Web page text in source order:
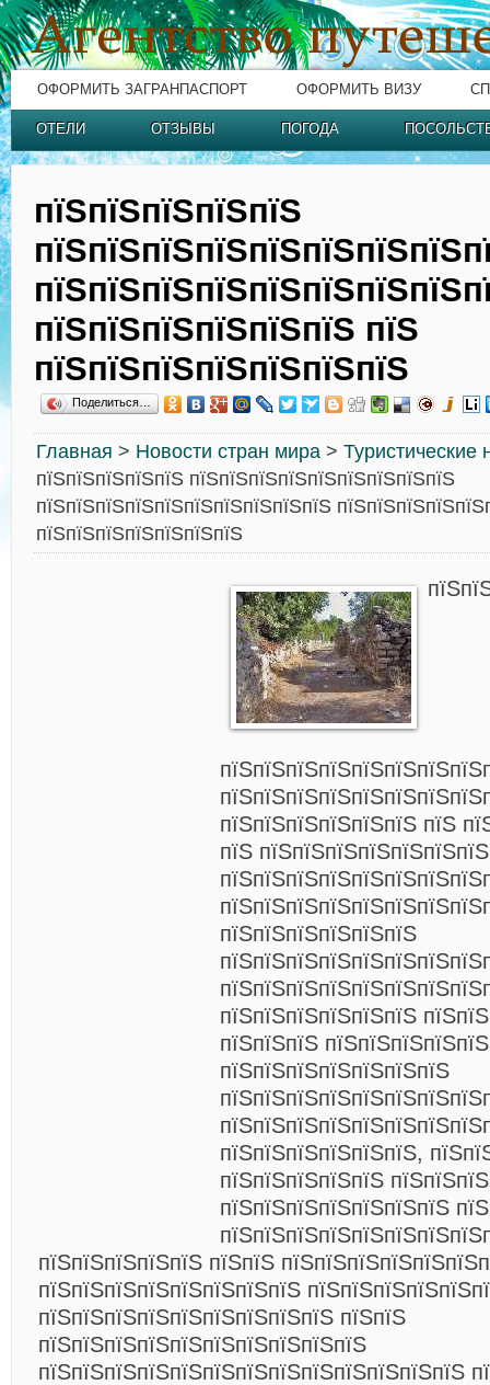
ОФОРМИТЬ ЗАГРАНПАСПОРТ ОФОРМИТЬ ВИЗУ
ОТЕЛИ ОТЗЫВЫ ПОГОДА
пїЅпїЅпїЅпїЅпїЅ
пїЅпїЅпїЅпїЅпїЅпїЅ пїЅ
пїЅпїЅпїЅпїЅпїЅпїЅпїЅ
Поделиться…
Главная > Новости стран мира > Туристические
пїЅпїЅпїЅпїЅпїЅ пїЅпїЅпїЅпїЅпїЅпїЅпїЅпїЅпїЅ
пїЅпїЅпїЅпїЅпїЅпїЅпїЅпїЅпїЅпїЅ
пїЅпїЅпїЅпїЅпїЅпїЅпїЅ
пїЅпїЅпїЅпїЅпїЅпїЅ пїЅ
пїЅ пїЅпїЅпїЅпїЅпїЅпїЅпїЅ
пїЅпїЅпїЅпїЅпїЅпїЅ
пїЅпїЅпїЅпїЅпїЅпїЅ
пїЅпїЅпїЅ
пїЅпїЅпїЅпїЅпїЅпїЅпїЅ
пїЅпїЅпїЅпїЅпїЅпїЅ,
пїЅпїЅпїЅпїЅпїЅ
пїЅпїЅпїЅпїЅпїЅпїЅпїЅ
пїЅпїЅпїЅпїЅпїЅ пїЅпїЅ
пїЅпїЅпїЅпїЅпїЅпїЅпїЅпїЅ
пїЅпїЅпїЅпїЅпїЅпїЅпїЅпїЅпїЅ пїЅпїЅ
пїЅпїЅпїЅпїЅпїЅпїЅпїЅпїЅпїЅпїЅ
пїЅпїЅпїЅпїЅпїЅпїЅпїЅпїЅпїЅпїЅпїЅпїЅпїЅ